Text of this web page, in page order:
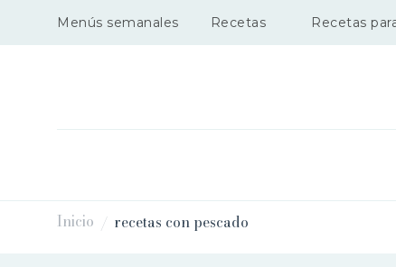
Menús semanales Recetas Recetas
Inicio / recetas con pescado